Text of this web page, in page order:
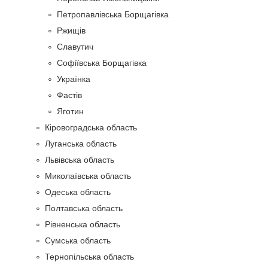
Петропавлівська Борщагівка
Ржищів
Славутич
Софіївська Борщагівка
Українка
Фастів
Яготин
Кіровоградська область
Луганська область
Львівська область
Миколаївська область
Одеська область
Полтавська область
Рівненська область
Сумська область
Тернопільська область